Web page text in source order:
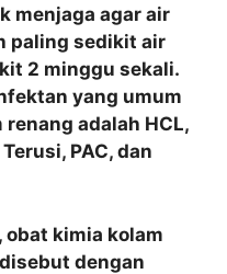
menjaga agar air
paling sedikit air
2 minggu sekali.
yang umum
adalah HCL,
PAC, dan
obat kimia kolam
dengan